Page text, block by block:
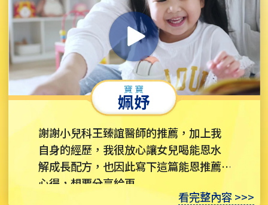
姵妤
謝謝小兒科王臻誼醫師的推薦，加上我
自身的經歷，我很放心讓女兒喝能恩水
解成長配方，也因此寫下這篇能恩推薦
心得，想要分享給更...
看完整內容 >>>